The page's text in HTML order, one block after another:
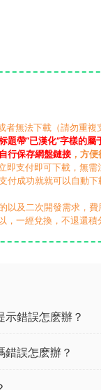
者無法下載（請勿重
題帶“已漢化”字樣的屬
行保存網盤鏈接 ，方
支付即可下載，無需
付成功就就可以自動
以及二次開發需求，費
，一經兌換，不退還積
錯誤怎麽辦？
誤怎麽辦？